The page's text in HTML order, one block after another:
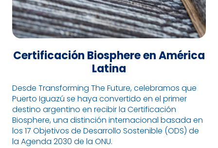
Certificación Biosphere en América
Latina
Desde Transforming The Future, celebramos que
Puerto Iguazú se haya convertido en el primer
destino argentino en recibir la Certificación
Biosphere, una distinción internacional basada en
los 17 Objetivos de Desarrollo Sostenible (ODS) de
la Agenda 2030 de la ONU.